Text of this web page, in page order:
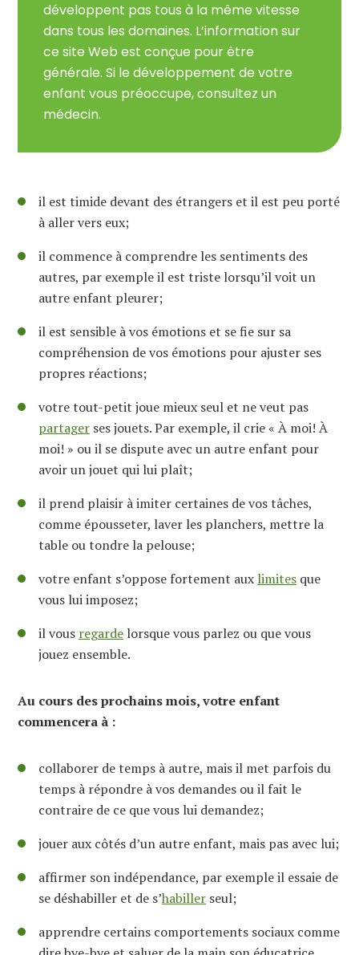
développent pas tous à la même vitesse
dans tous les domaines. L’information sur
ce site Web est conçue pour être
générale. Si le développement de votre
enfant vous préoccupe, consultez un
médecin.
il est timide devant des étrangers et il est peu porté
à aller vers eux;
il commence à comprendre les sentiments des
autres, par exemple il est triste lorsqu’il voit un
autre enfant pleurer;
il est sensible à vos émotions et se fie sur sa
compréhension de vos émotions pour ajuster ses
propres réactions;
votre tout-petit joue mieux seul et ne veut pas
partager ses jouets. Par exemple, il crie « À moi! À
moi! » ou il se dispute avec un autre enfant pour
avoir un jouet qui lui plaît;
il prend plaisir à imiter certaines de vos tâches,
comme épousseter, laver les planchers, mettre la
table ou tondre la pelouse;
votre enfant s’oppose fortement aux limites que
vous lui imposez;
il vous regarde lorsque vous parlez ou que vous
jouez ensemble.
Au cours des prochains mois, votre enfant
commencera à :
collaborer de temps à autre, mais il met parfois du
temps à répondre à vos demandes ou il fait le
contraire de ce que vous lui demandez;
jouer aux côtés d’un autre enfant, mais pas avec lui;
affirmer son indépendance, par exemple il essaie de
se déshabiller et de s’habiller seul;
apprendre certains comportements sociaux comme